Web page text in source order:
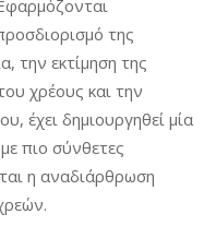
της
την εκτίμηση της
χρέους και την
έχει δημιουργηθεί μία
πιο σύνθετες
η αναδιάρθρωση